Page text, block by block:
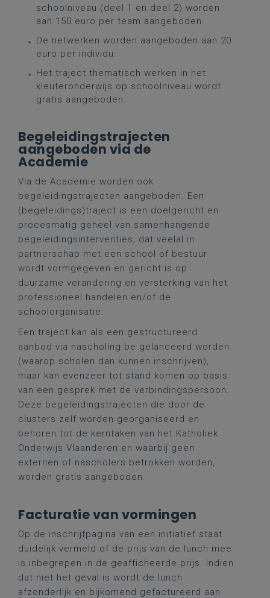
schoolniveau (deel 1 en deel 2) worden
aan 150 euro per team aangeboden.
De netwerken worden aangeboden aan 20
euro per individu.
Het traject thematisch werken in het
kleuteronderwijs op schoolniveau wordt
gratis aangeboden.
Begeleidingstrajecten
aangeboden via de
Academie
Via de Academie worden ook
begeleidingstrajecten aangeboden. Een
(begeleidings)traject is een doelgericht en
procesmatig geheel van samenhangende
begeleidingsinterventies, dat veelal in
partnerschap met een school of bestuur
wordt vormgegeven en gericht is op
duurzame verandering en versterking van het
professioneel handelen en/of de
schoolorganisatie.
Een traject kan als een gestructureerd
aanbod via nascholing.be gelanceerd worden
(waarop scholen dan kunnen inschrijven),
maar kan evenzeer tot stand komen op basis
van een gesprek met de verbindingspersoon.
Deze begeleidingstrajecten die door de
clusters zelf worden georganiseerd en
behoren tot de kerntaken van het Katholiek
Onderwijs Vlaanderen en waarbij geen
externen of nascholers betrokken worden,
worden gratis aangeboden.
Facturatie van vormingen
Op de inschrijfpagina van een initiatief staat
duidelijk vermeld of de prijs van de lunch mee
is inbegrepen in de geafficheerde prijs. Indien
dat niet het geval is wordt de lunch
afzonderlijk en bijkomend gefactureerd aan